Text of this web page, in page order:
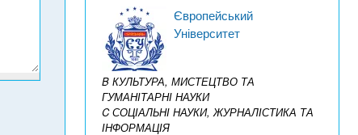
Європейський
Університет
B КУЛЬТУРА, МИСТЕЦТВО ТА
ГУМАНІТАРНІ НАУКИ
C СОЦІАЛЬНІ НАУКИ, ЖУРНАЛІСТИКА ТА
ІНФОРМАЦІЯ